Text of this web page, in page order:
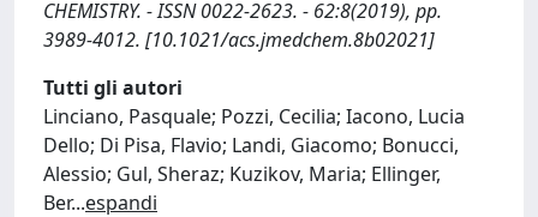
CHEMISTRY. - ISSN 0022-2623. - 62:8(2019), pp.
3989-4012. [10.1021/acs.jmedchem.8b02021]
Tutti gli autori
Linciano, Pasquale; Pozzi, Cecilia; Iacono, Lucia
Dello; Di Pisa, Flavio; Landi, Giacomo; Bonucci,
Alessio; Gul, Sheraz; Kuzikov, Maria; Ellinger,
Ber...espandi